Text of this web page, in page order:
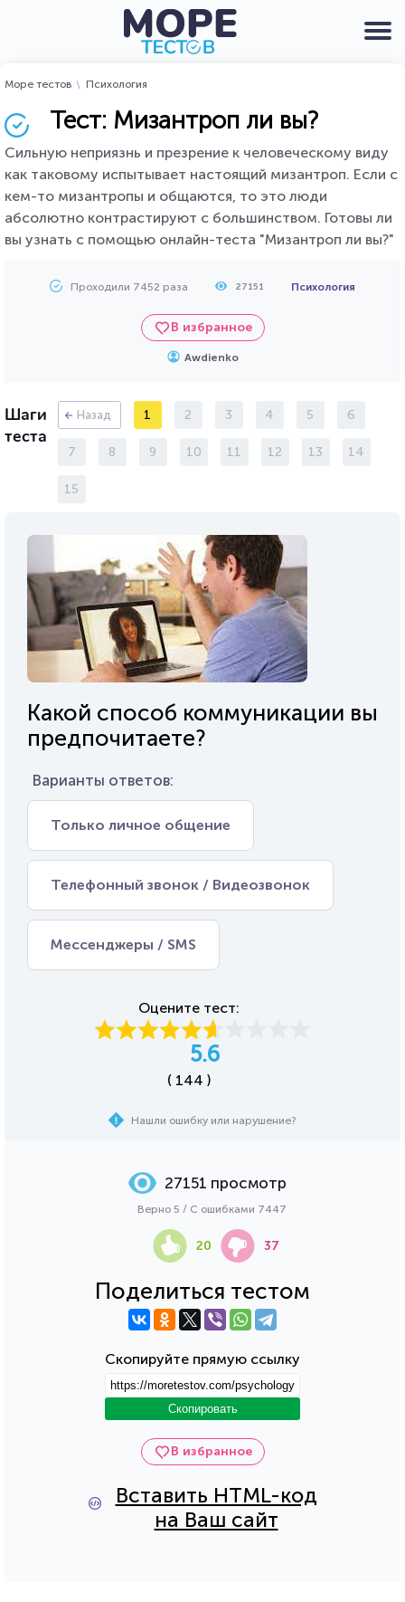
Море тестов Психология
Тест: Мизантроп ли вы?
Сильную неприязнь и презрение к человеческому виду
как таковому испытывает настоящий мизантроп. Если с
кем-то мизантропы и общаются, то это люди
абсолютно контрастируют с большинством. Готовы ли
вы узнать с помощью онлайн-теста "Мизантроп ли вы?"
Проходили 7452 раза 27151 Психология
В избранное
Awdienko
Шаги
теста
Назад 1 2 3 4 5 6
7 8 9 10 11 12 13 14
15
Какой способ коммуникации вы
предпочитаете?
Варианты ответов:
Только личное общение
Телефонный звонок / Видеозвонок
Мессенджеры / SMS
Оцените тест:
5.6
( 144 )
Нашли ошибку или нарушение?
В избранное
Вставить HTML-код
на Ваш сайт
Поделиться тестом
Скопируйте прямую ссылку
Скопировать
27151 просмотр
Верно 5 / С ошибками 7447
20 37